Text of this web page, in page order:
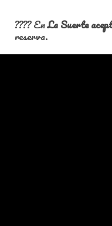
???? EnLa Suerte
reserva.